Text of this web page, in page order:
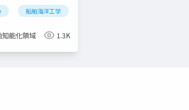
タ 船舶操縦性能
船舶海洋工学
能化領域 1.3K